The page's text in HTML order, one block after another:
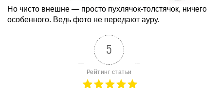
Но чисто внешне — просто пухлячок-толстячок, ничего
особенного. Ведь фото не передают ауру.
5
Рейтинг статьи